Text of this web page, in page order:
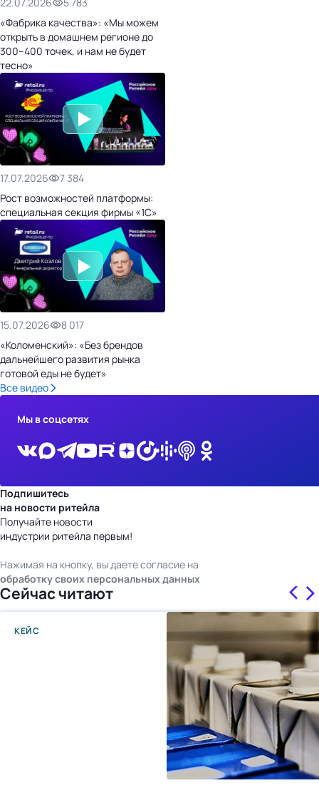
«Фабрика качества»: «Мы можем
открыть в домашнем регионе до
300–400 точек, и нам не будет
тесно»
17.07.2026
7 384
Рост возможностей платформы:
специальная секция фирмы «1С»
15.07.2026
8 017
«Коломенский»: «Без брендов
дальнейшего развития рынка
готовой еды не будет»
Все видео
Мы в соцсетях
Подпишитесь
на новости ритейла
Получайте новости
индустрии ритейла первым!
Нажимая на кнопку, вы даете согласие на
обработку своих персональных данных
Сейчас читают
КЕЙС